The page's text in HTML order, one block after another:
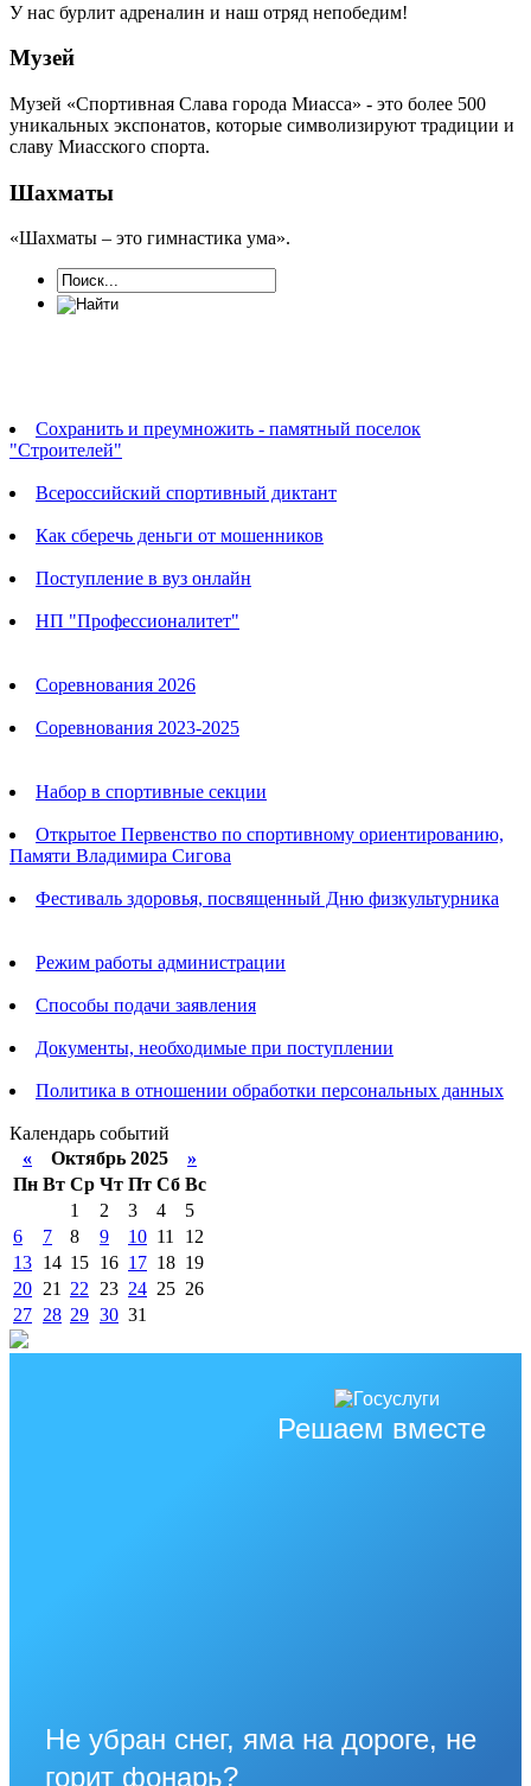
У нас бурлит адреналин и наш отряд непобедим!
Музей
Музей «Спортивная Слава города Миасса» - это более 500
уникальных экспонатов, которые символизируют традиции и
славу Миасского спорта.
Шахматы
«Шахматы – это гимнастика ума».
Сохранить и преумножить - памятный поселок
"Строителей"
Всероссийский спортивный диктант
Как сберечь деньги от мошенников
Поступление в вуз онлайн
НП "Профессионалитет"
Соревнования 2026
Соревнования 2023-2025
Набор в спортивные секции
Открытое Первенство по спортивному ориентированию,
Памяти Владимира Сигова
Фестиваль здоровья, посвященный Дню физкультурника
Режим работы администрации
Способы подачи заявления
Документы, необходимые при поступлении
Политика в отношении обработки персональных данных
Календарь событий
« Октябрь 2025 »
Пн Вт Ср Чт Пт Сб Вс
1
2 3 4
5
6
7 8 9 10 11
12
13 14 15 16 17 18 19
20 21 22 23 24 25 26
27 28 29 30 31
Решаем вместе
Не убран снег, яма на дороге, не
горит фонарь?